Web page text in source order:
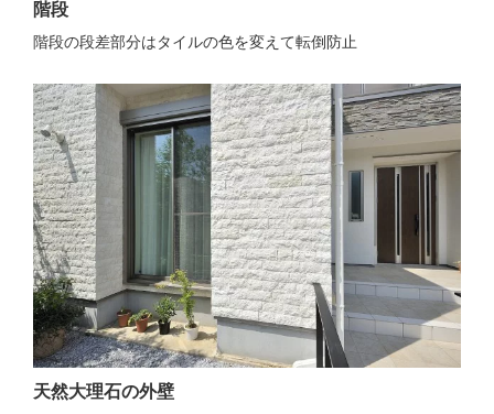
階段
階段の段差部分はタイルの色を変えて転倒防止
天然大理石の外壁